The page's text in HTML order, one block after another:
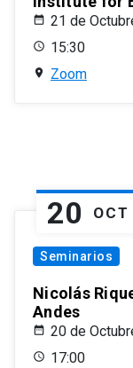
21 de
15:30
Zoom
20 OCT
Seminarios
Nicolás
Andes
20 de
17:00